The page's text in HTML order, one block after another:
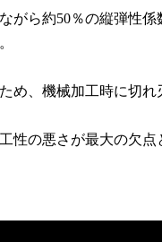
がら約50％の縦弾性係
め、機械加工時に切れ
性の悪さが最大の欠点